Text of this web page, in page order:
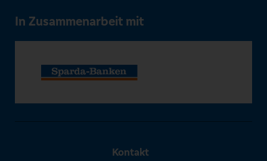
In Zusammenarbeit mit
Kontakt